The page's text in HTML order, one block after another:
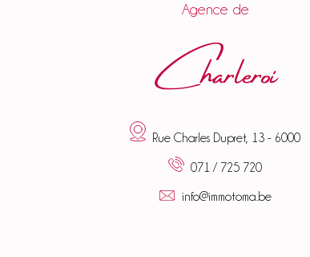
Agence de
Charleroi
Rue Charles Dupret, 13 - 6000
071 / 725 720
info@immotoma.be